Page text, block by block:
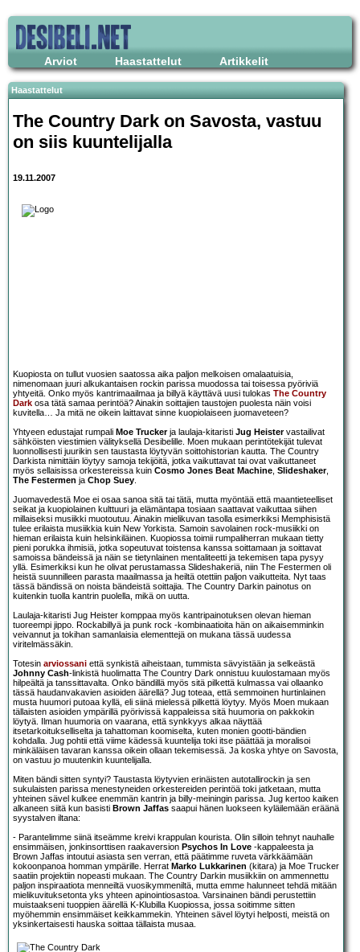
Arviot Haastattelut Artikkelit
Haastattelut
The Country Dark on Savosta, vastuu
on siis kuuntelijalla
19.11.2007
Kuopiosta on tullut vuosien saatossa aika paljon melkoisen omalaatuisia,
nimenomaan juuri alkukantaisen rockin parissa muodossa tai toisessa pyöriviä
yhtyeitä. Onko myös kantrimaailmaa ja billyä käyttävä uusi tulokas The Country
Dark osa tätä samaa perintöä? Ainakin soittajien taustojen puolesta näin voisi
kuvitella… Ja mitä ne oikein laittavat sinne kuopiolaiseen juomaveteen?
Yhtyeen edustajat rumpali Moe Truckerja laulaja-kitaristi Jug Heistervastailivat
sähköisten viestimien välityksellä Desibelille. Moen mukaan perintötekijät tulevat
luonnollisesti juurikin sen taustasta löytyvän soittohistorian kautta. The Country
Darkista nimittäin löytyy samoja tekijöitä, jotka vaikuttavat tai ovat vaikuttaneet
myös sellaisissa orkestereissa kuin Cosmo Jones Beat Machine, Slideshaker,
The Festermen ja Chop Suey.
Juomavedestä Moe ei osaa sanoa sitä tai tätä, mutta myöntää että maantieteelliset
seikat ja kuopiolainen kulttuuri ja elämäntapa tosiaan saattavat vaikuttaa siihen
millaiseksi musiikki muotoutuu. Ainakin mielikuvan tasolla esimerkiksi Memphisistä
tulee erilaista musiikkia kuin New Yorkista. Samoin savolainen rock-musiikki on
hieman erilaista kuin helsinkiläinen. Kuopiossa toimii rumpaliherran mukaan tietty
pieni porukka ihmisiä, jotka sopeutuvat toistensa kanssa soittamaan ja soittavat
samoissa bändeissä ja näin se tietynlainen mentaliteetti ja tekemisen tapa pysyy
yllä. Esimerkiksi kun he olivat perustamassa Slideshakeriä, niin The Festermen oli
heistä suunnilleen parasta maailmassa ja heiltä otettiin paljon vaikutteita. Nyt taas
tässä bändissä on noista bändeistä soittajia. The Country Darkin painotus on
kuitenkin tuolla kantrin puolella, mikä on uutta.
Laulaja-kitaristi Jug Heister komppaa myös kantripainotuksen olevan hieman
tuoreempi jippo. Rockabillyä ja punk rock -kombinaatioita hän on aikaisemminkin
veivannut ja tokihan samanlaisia elementtejä on mukana tässä uudessa
viritelmässäkin.
Totesin arviossani että synkistä aiheistaan, tummista sävyistään ja selkeästä
Johnny Cash-linkistä huolimatta The Country Dark onnistuu kuulostamaan myös
hilpeältä ja tanssittavalta. Onko bändillä myös sitä pilkettä kulmassa vai ollaanko
tässä haudanvakavien asioiden äärellä? Jug toteaa, että semmoinen hurtinlainen
musta huumori putoaa kyllä, eli siinä mielessä pilkettä löytyy. Myös Moen mukaan
tällaisten asioiden ympärillä pyörivissä kappaleissa sitä huumoria on pakkokin
löytyä. Ilman huumoria on vaarana, että synkkyys alkaa näyttää
itsetarkoitukselliselta ja tahattoman koomiselta, kuten monien gootti-bändien
kohdalla. Jug pohtii että viime kädessä kuuntelija toki itse päättää ja moralisoi
minkäläisen tavaran kanssa oikein ollaan tekemisessä. Ja koska yhtye on Savosta,
on vastuu jo muutenkin kuuntelijalla.
Miten bändi sitten syntyi? Taustasta löytyvien erinäisten autotallirockin ja sen
sukulaisten parissa menestyneiden orkestereiden perintöä toki jatketaan, mutta
yhteinen sävel kulkee enemmän kantrin ja billy-meiningin parissa. Jug kertoo kaiken
alkaneen siitä kun basisti Brown Jaffas saapui hänen luokseen kyläilemään eräänä
syystalven iltana:
- Parantelimme siinä itseämme kreivi krappulan kourista. Olin silloin tehnyt nauhalle
ensimmäisen, jonkinsorttisen raakaversion Psychos In Love -kappaleesta ja
Brown Jaffas intoutui asiasta sen verran, että päätimme ruveta värkkäämään
kokoonpanoa homman ympärille. Herrat Marko Lukkarinen (kitara) ja Moe Trucker
saatiin projektiin nopeasti mukaan. The Country Darkin musiikkiin on ammennettu
paljon inspiraatiota menneiltä vuosikymmeniltä, mutta emme halunneet tehdä mitään
mielikuvituksetonta yks yhteen apinointiosastoa. Varsinainen bändi perustettiin
muistaakseni tuoppien äärellä K-Klubilla Kuopiossa, jossa soitimme sitten
myöhemmin ensimmäiset keikkammekin. Yhteinen sävel löytyi helposti, meistä on
yksinkertaisesti hauska soittaa tällaista musaa.